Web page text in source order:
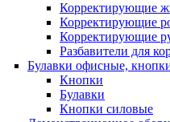
Корректирующие
Корректирующие
Корректирующие
Разбавители для
Булавки офисные,
Кнопки
Булавки
Кнопки силовые